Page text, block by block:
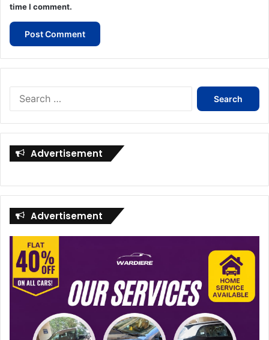
time I comment.
Search
Advertisement
Advertisement